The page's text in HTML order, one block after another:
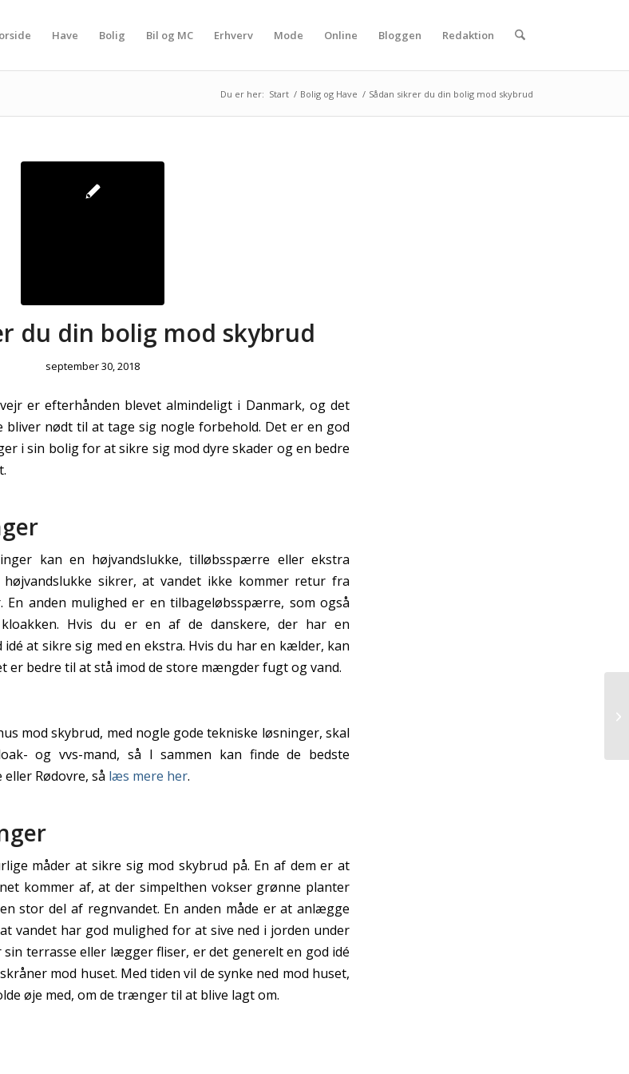
Have Bolig Bil og MC Erhverv Mode Online Bloggen Redaktion
Du er her: Start / Bolig og Have / Sådan sikrer du din bolig mod skybrud
du din bolig mod skybrud
september 30, 2018
er efterhånden blevet almindeligt i Danmark, og det
bliver nødt til at tage sig nogle forbehold. Det er en god
i sin bolig for at sikre sig mod dyre skader og en bedre
kan en højvandslukke, tilløbsspærre eller ekstra
sikrer, at vandet ikke kommer retur fra
anden mulighed er en tilbageløbsspærre, som også
Hvis du er en af de danskere, der har en
at sikre sig med en ekstra. Hvis du har en kælder, kan
er bedre til at stå imod de store mængder fugt og vand.
mod skybrud, med nogle gode tekniske løsninger, skal
og vvs-mand, så I sammen kan finde de bedste
Rødovre, så læs mere her.
måder at sikre sig mod skybrud på. En af dem er at
kommer af, at der simpelthen vokser grønne planter
stor del af regnvandet. En anden måde er at anlægge
vandet har god mulighed for at sive ned i jorden under
terrasse eller lægger fliser, er det generelt en god idé
mod huset. Med tiden vil de synke ned mod huset,
øje med, om de trænger til at blive lagt om.